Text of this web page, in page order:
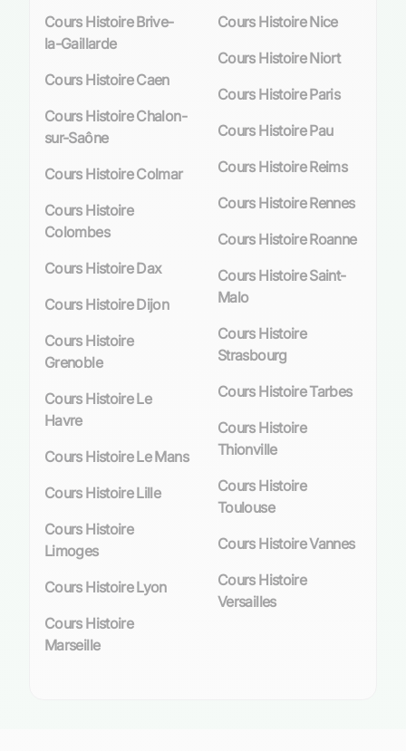
Cours Histoire Brive-
la-Gaillarde
Cours Histoire Caen
Cours Histoire Chalon-
sur-Saône
Cours Histoire Colmar
Cours Histoire
Colombes
Cours Histoire Dax
Cours Histoire Dijon
Cours Histoire
Grenoble
Cours Histoire Le
Havre
Cours Histoire Le Mans
Cours Histoire Lille
Cours Histoire
Limoges
Cours Histoire Lyon
Cours Histoire
Marseille
Cours Histoire Nice
Cours Histoire Niort
Cours Histoire Paris
Cours Histoire Pau
Cours Histoire Reims
Cours Histoire Rennes
Cours Histoire Roanne
Cours Histoire Saint-
Malo
Cours Histoire
Strasbourg
Cours Histoire Tarbes
Cours Histoire
Thionville
Cours Histoire
Toulouse
Cours Histoire Vannes
Cours Histoire
Versailles